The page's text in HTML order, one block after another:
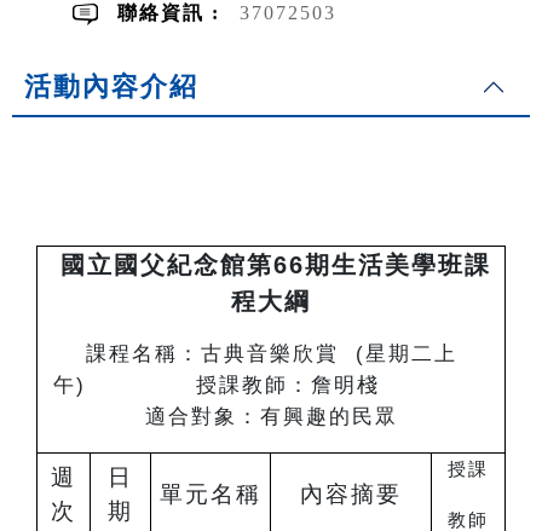
聯絡資訊 : 37072503
活動內容介紹
國立國父紀念館第66期生活美學班課
程大綱
課程名稱：古典音樂欣賞 (星期二上
午) 授課教師：詹明棧
適合對象：有興趣的民眾
週
次
日
期
單元名稱 內容摘要
授課
教師